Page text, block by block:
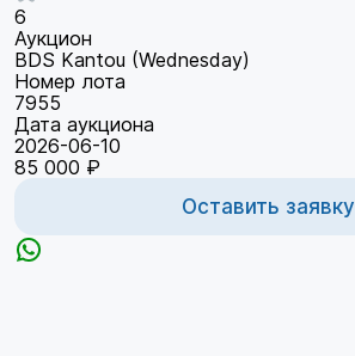
6
Аукцион
BDS Kantou (Wednesday)
Номер лота
7955
Дата аукциона
2026-06-10
85 000 ₽
Оставить заявку